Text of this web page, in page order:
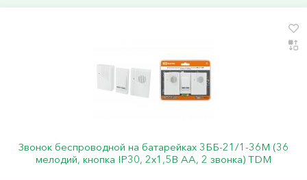
Звонок беспроводной на батарейках 3ББ-21/1-36М (36
мелодий, кнопка IP30, 2х1,5В АА, 2 звонка) TDM